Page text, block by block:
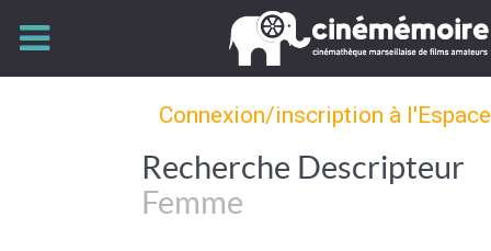
Connexion/inscription à
Recherche Descripteur
Femme